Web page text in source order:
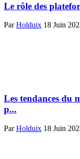
Le rôle des
ParHolduix 18 Juin
Les tendances du
p...
ParHolduix 18 Juin